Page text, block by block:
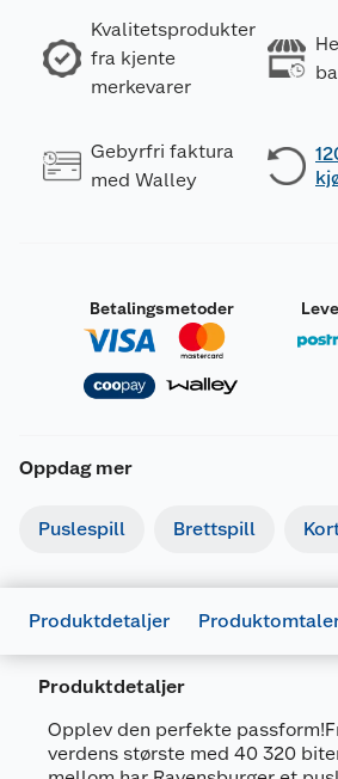
Kvalitetsprodukter
fra kjente
merkevarer
Gebyrfri faktura
med Walley
Betalingsmetoder
Oppdag mer
Puslespill Brettspill
Produktdetaljer
Produktdetaljer
Opplev den perfekte
verdens største med 40 320